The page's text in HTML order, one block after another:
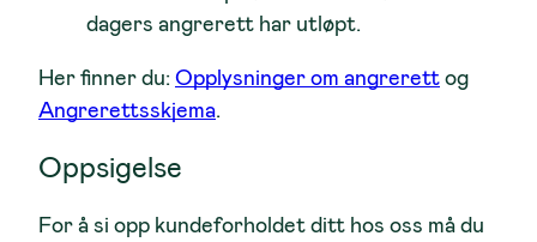
dagers angrerett har utløpt.
Her finner du: Opplysninger om angrerettog
Angrerettsskjema.
Oppsigelse
For å si opp kundeforholdet ditt hos oss må du